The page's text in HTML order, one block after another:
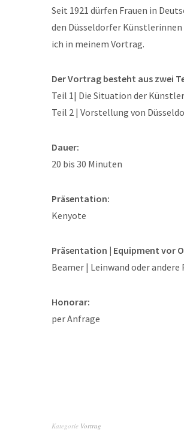
Seit 1921 dürfen Frauen in
den Düsseldorfer
ich in meinem Vortrag.
Der Vortrag besteht aus zwei
Teil 1| Die Situation der
Teil 2 | Vorstellung von
Dauer:
20 bis 30 Minuten
Präsentation:
Kenyote
Präsentation | Equipment vor
Beamer | Leinwand oder
Honorar:
per Anfrage
Kategorie Vortrag